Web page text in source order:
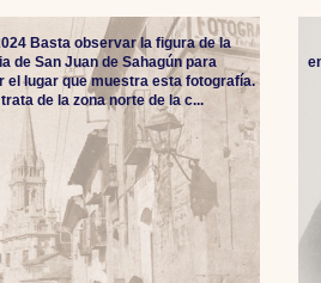
Basta observar la figura de la
de San Juan de Sahagún para
el lugar que muestra esta fotografía.
de la zona norte de la c...